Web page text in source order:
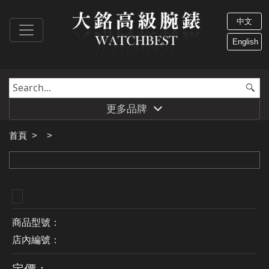
中文
English
更多品牌
首頁 > >
商品型號：
店內編號：